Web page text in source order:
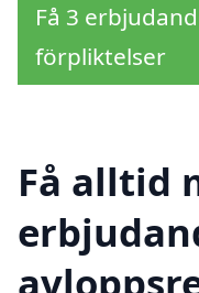
Få 3
förpliktelser
Få alltid